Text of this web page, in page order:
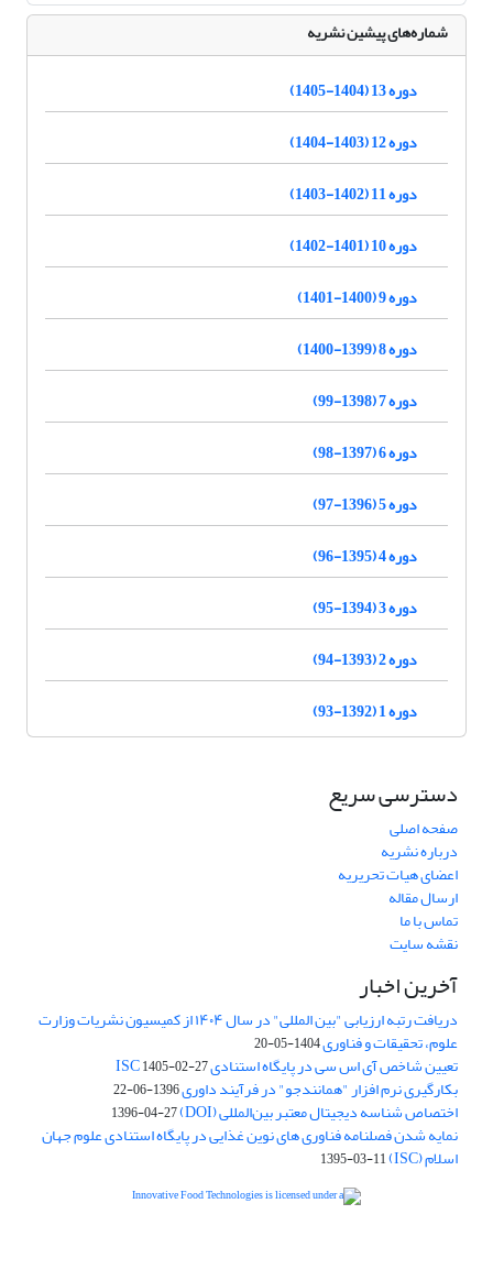
شماره‌های پیشین نشریه
دوره 13 (1404-1405)
دوره 12 (1403-1404)
دوره 11 (1402-1403)
دوره 10 (1401-1402)
دوره 9 (1400-1401)
دوره 8 (1399-1400)
دوره 7 (1398-99)
دوره 6 (1397-98)
دوره 5 (1396-97)
دوره 4 (1395-96)
دوره 3 (1394-95)
دوره 2 (1393-94)
دوره 1 (1392-93)
دسترسی سریع
صفحه اصلی
درباره نشریه
اعضای هیات تحریریه
ارسال مقاله
تماس با ما
نقشه سایت
آخرین اخبار
دریافت رتبه ارزیابی "بین المللی" در سال ۱۴۰۴ از کمیسیون نشریات وزارت
علوم، تحقیقات و فناوری1404-05-20
تعیین شاخص آی اس سی در پایگاه استنادی ISC1405-02-27
بکارگیری نرم افزار "همانندجو" در فرآیند داوری1396-06-22
اختصاص شناسه دیجیتال معتبر بین‌المللی (DOI) 1396-04-27
نمایه شدن فصلنامه فناوری های نوین غذایی در پایگاه استنادی علوم جهان
اسلام (ISC) 1395-03-11